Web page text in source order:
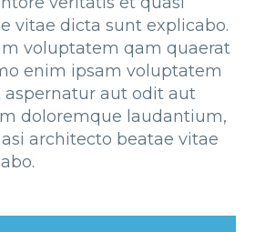
vitae dicta sunt explicabo.
voluptatem qam quaerat
enim ipsam voluptatem
aspernatur aut odit aut
doloremque laudantium,
architecto beatae vitae